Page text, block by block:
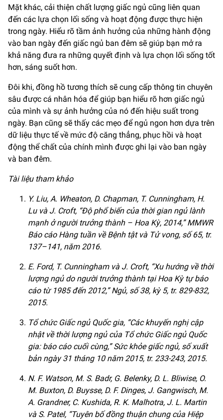
Mặt khác, cải thiện chất lượng giấc ngủ cũng liên quan
đến các lựa chọn lối sống và hoạt động được thực hiện
trong ngày. Hiểu rõ tầm ảnh hưởng của những hành động
vào ban ngày đến giấc ngủ ban đêm sẽ giúp bạn mở ra
khả năng đưa ra những quyết định và lựa chọn lối sống tốt
hơn, sáng suốt hơn.
Đôi khi, đồng hồ tương thích sẽ cung cấp thông tin chuyên
sâu được cá nhân hóa để giúp bạn hiểu rõ hơn giấc ngủ
của mình và sự ảnh hưởng của nó đến hiệu suất trong
ngày. Bạn cũng sẽ thấy các mẹo để ngủ ngon hơn dựa trên
dữ liệu thực tế về mức độ căng thẳng, phục hồi và hoạt
động thể chất của chính mình được ghi lại vào ban ngày
và ban đêm.
Tài liệu tham khảo
Y. Liu, A. Wheaton, D. Chapman, T. Cunningham, H.
Lu và J. Croft, “Độ phổ biến của thời gian ngủ lành
mạnh ở người trưởng thành – Hoa Kỳ, 2014,” MMWR
Báo cáo Hàng tuần về Bệnh tật và Tử vong, số 65, tr.
137–141, năm 2016.
E. Ford, T. Cunningham và J. Croft, “Xu hướng về thời
lượng ngủ do người trưởng thành tại Hoa Kỳ tự báo
cáo từ 1985 đến 2012,” Ngủ, số 38, kỳ 5, tr. 829-832,
2015.
Tổ chức Giấc ngủ Quốc gia, “Các khuyến nghị cập
nhật về thời lượng ngủ của Tổ chức Giấc ngủ Quốc
gia: báo cáo cuối cùng,” Sức khỏe giấc ngủ, số xuất
bản ngày 31 tháng 10 năm 2015, tr. 233-243, 2015.
N. F. Watson, M. S. Badr, G. Belenky, D. L. Bliwise, O.
M. Buxton, D. Buysse, D. F. Dinges, J. Gangwisch, M.
A. Grandner, C. Kushida, R. K. Malhotra, J. L. Martin
và S. Patel, “Tuyên bố đồng thuận chung của Hiệp